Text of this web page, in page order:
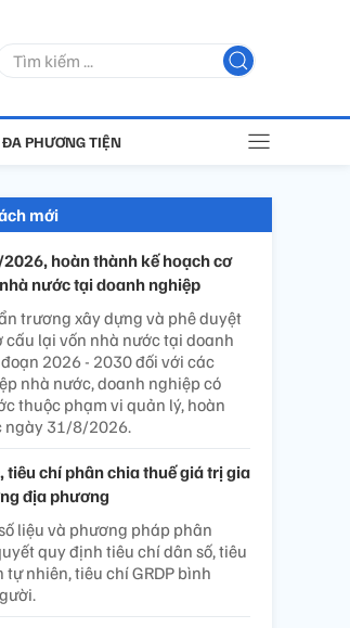
ĐA PHƯƠNG TIỆN
mới
hoàn thành kế hoạch cơ
nước tại doanh nghiệp
trương xây dựng và phê duyệt
cấu lại vốn nhà nước tại doanh
2026 - 2030 đối với các
nhà nước, doanh nghiệp có
thuộc phạm vi quản lý, hoàn
ngày 31/8/2026.
tiêu chí phân chia thuế giá trị gia
địa phương
liệu và phương pháp phân
quy định tiêu chí dân số, tiêu
nhiên, tiêu chí GRDP bình